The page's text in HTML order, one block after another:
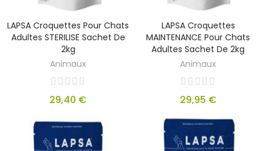
LAPSA Croquettes Pour Chats
Adultes STERILISE Sachet De
2kg
Animaux
29,40 €
LAPSA Croquettes
MAINTENANCE Pour Chats
Adultes Sachet De 2kg
Animaux
29,95 €